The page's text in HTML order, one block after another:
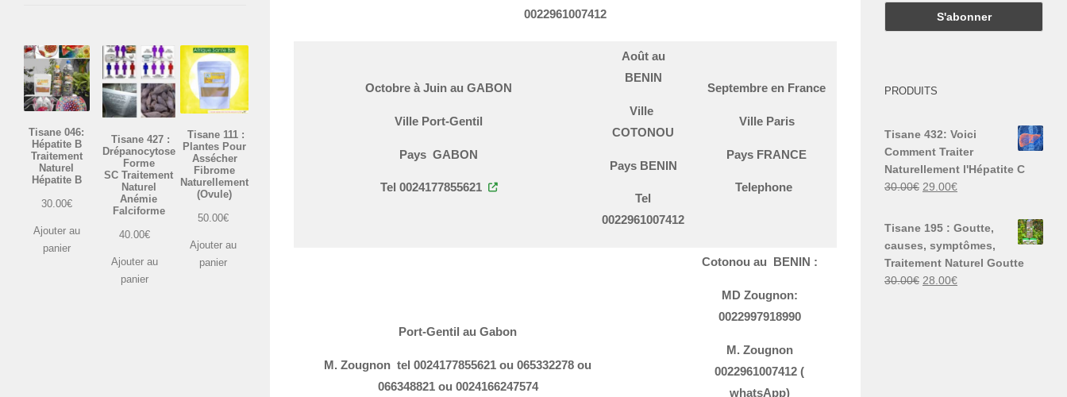
0022961007412
Octobre à Juin au GABON
Ville Port-Gentil
Pays GABON
Tel 0024177855621
Août au
BENIN
Ville
COTONOU
Pays BENIN
Tel
0022961007412
Septembre en France
Ville Paris
Pays FRANCE
Telephone
Port-Gentil au Gabon
M. Zougnon tel 0024177855621 ou 065332278 ou
066348821 ou 0024166247574
Cotonou au BENIN :
MD Zougnon:
0022997918990
M. Zougnon
0022961007412 (
whatsApp)
Tisane 046:
Hépatite B
Traitement
Naturel
Hépatite B
30.00€
Ajouter au
panier
Tisane 427 :
Drépanocytose
Forme
SC Traitement
Naturel
Anémie
Falciforme
40.00€
Ajouter au
panier
Tisane 111 :
Plantes Pour
Assécher
Fibrome
Naturellement
(Ovule)
50.00€
Ajouter au
panier
PRODUITS
Tisane 432: Voici
Comment Traiter
Naturellement l'Hépatite C
30.00€ Le
30.00€.
29.00€Le
est :
Tisane 195 : Goutte,
causes, symptômes,
Traitement Naturel Goutte
30.00€ Le
28.00€Le